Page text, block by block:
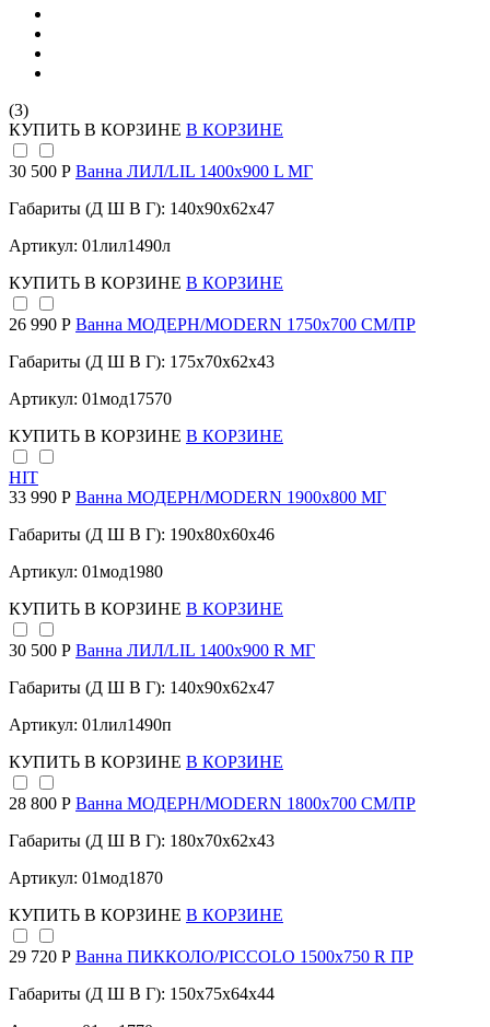
(3)
КУПИТЬ В КОРЗИНЕ В КОРЗИНЕ
30 500 Р Ванна ЛИЛ/LIL 1400х900 L МГ
Габариты (Д Ш В Г): 140x90x62x47
Артикул: 01лил1490л
КУПИТЬ В КОРЗИНЕ В КОРЗИНЕ
26 990 Р Ванна МОДЕРН/MODERN 1750х700 СМ/ПР
Габариты (Д Ш В Г): 175x70x62x43
Артикул: 01мод17570
КУПИТЬ В КОРЗИНЕ В КОРЗИНЕ
HIT
33 990 Р Ванна МОДЕРН/MODERN 1900х800 МГ
Габариты (Д Ш В Г): 190x80x60x46
Артикул: 01мод1980
КУПИТЬ В КОРЗИНЕ В КОРЗИНЕ
30 500 Р Ванна ЛИЛ/LIL 1400х900 R МГ
Габариты (Д Ш В Г): 140x90x62x47
Артикул: 01лил1490п
КУПИТЬ В КОРЗИНЕ В КОРЗИНЕ
28 800 Р Ванна МОДЕРН/MODERN 1800х700 СМ/ПР
Габариты (Д Ш В Г): 180x70x62x43
Артикул: 01мод1870
КУПИТЬ В КОРЗИНЕ В КОРЗИНЕ
29 720 Р Ванна ПИККОЛО/PICCOLO 1500х750 R ПР
Габариты (Д Ш В Г): 150x75x64x44